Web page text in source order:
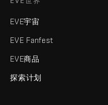
EVE宇宙
EVE Fanfest
EVE商品
探索计划